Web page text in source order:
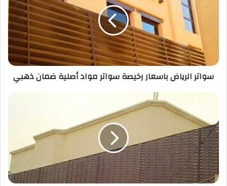
k
سواتر الرياض باسعار رخيصة سواتر مواد أصلية ضمان ذهبي